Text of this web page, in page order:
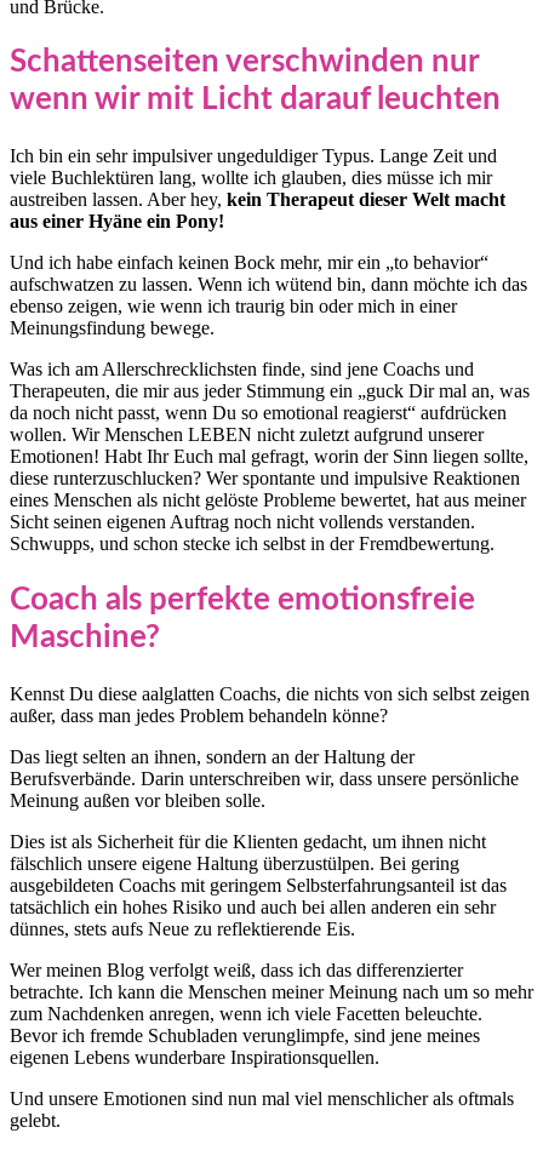
und Brücke.
Schattenseiten verschwinden nur
wenn wir mit Licht darauf leuchten
Ich bin ein sehr impulsiver ungeduldiger Typus. Lange Zeit und
viele Buchlektüren lang, wollte ich glauben, dies müsse ich mir
austreiben lassen. Aber hey, kein Therapeut dieser Welt macht
aus einer Hyäne ein Pony!
Und ich habe einfach keinen Bock mehr, mir ein „to behavior“
aufschwatzen zu lassen. Wenn ich wütend bin, dann möchte ich das
ebenso zeigen, wie wenn ich traurig bin oder mich in einer
Meinungsfindung bewege.
Was ich am Allerschrecklichsten finde, sind jene Coachs und
Therapeuten, die mir aus jeder Stimmung ein „guck Dir mal an, was
da noch nicht passt, wenn Du so emotional reagierst“ aufdrücken
wollen. Wir Menschen LEBEN nicht zuletzt aufgrund unserer
Emotionen! Habt Ihr Euch mal gefragt, worin der Sinn liegen sollte,
diese runterzuschlucken? Wer spontante und impulsive Reaktionen
eines Menschen als nicht gelöste Probleme bewertet, hat aus meiner
Sicht seinen eigenen Auftrag noch nicht vollends verstanden.
Schwupps, und schon stecke ich selbst in der Fremdbewertung.
Coach als perfekte emotionsfreie
Maschine?
Kennst Du diese aalglatten Coachs, die nichts von sich selbst zeigen
außer, dass man jedes Problem behandeln könne?
Das liegt selten an ihnen, sondern an der Haltung der
Berufsverbände. Darin unterschreiben wir, dass unsere persönliche
Meinung außen vor bleiben solle.
Dies ist als Sicherheit für die Klienten gedacht, um ihnen nicht
fälschlich unsere eigene Haltung überzustülpen. Bei gering
ausgebildeten Coachs mit geringem Selbsterfahrungsanteil ist das
tatsächlich ein hohes Risiko und auch bei allen anderen ein sehr
dünnes, stets aufs Neue zu reflektierende Eis.
Wer meinen Blog verfolgt weiß, dass ich das differenzierter
betrachte. Ich kann die Menschen meiner Meinung nach um so mehr
zum Nachdenken anregen, wenn ich viele Facetten beleuchte.
Bevor ich fremde Schubladen verunglimpfe, sind jene meines
eigenen Lebens wunderbare Inspirationsquellen.
Und unsere Emotionen sind nun mal viel menschlicher als oftmals
gelebt.